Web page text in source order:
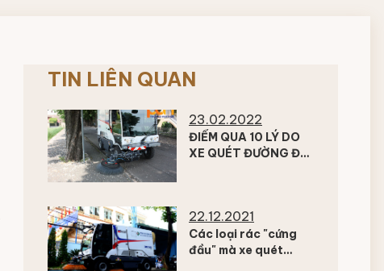
TIN LIÊN QUAN
23.02.2022
ĐIỂM QUA 10 LÝ DO
XE QUÉT ĐƯỜNG ĐÔ
22.12.2021
Các loại rác "cứng
đầu" mà xe quét